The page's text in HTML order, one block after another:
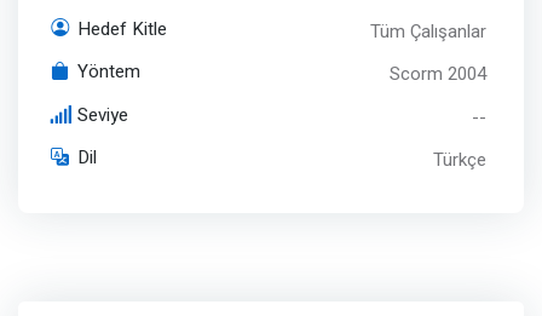
Hedef Kitle Tüm Çalışanlar
Yöntem Scorm 2004
Seviye --
Dil Türkçe